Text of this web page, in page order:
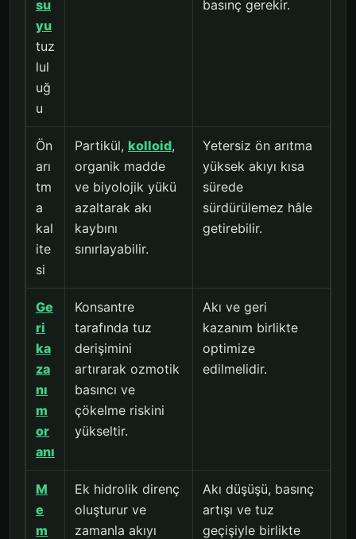
su
yu
tuz
lul
uğ
u
basınç gerekir.
Ön
arı
tm
a
kal
ite
si
Partikül, kolloid,
organik madde
ve biyolojik yükü
azaltarak akı
kaybını
sınırlayabilir.
Yetersiz ön arıtma
yüksek akıyı kısa
sürede
sürdürülemez hâle
getirebilir.
Ge
ri
ka
za
nı
m
or
anı
Konsantre
tarafında tuz
derişimini
artırarak ozmotik
basıncı ve
çökelme riskini
yükseltir.
Akı ve geri
kazanım birlikte
optimize
edilmelidir.
M
e
m
Ek hidrolik direnç
oluşturur ve
zamanla akıyı
Akı düşüşü, basınç
artışı ve tuz
geçişiyle birlikte